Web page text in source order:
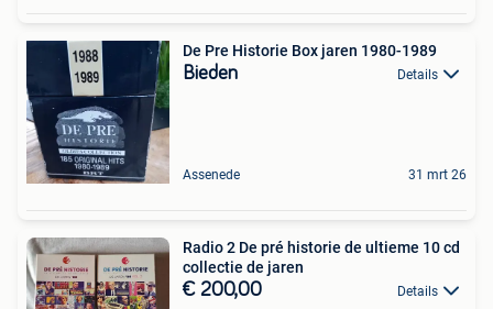
De Pre Historie Box jaren 1980-1989
Bieden Details
Assenede 31 mrt 26
Radio 2 De pré historie de ultieme 10 cd
collectie de jaren
€ 200,00 Details